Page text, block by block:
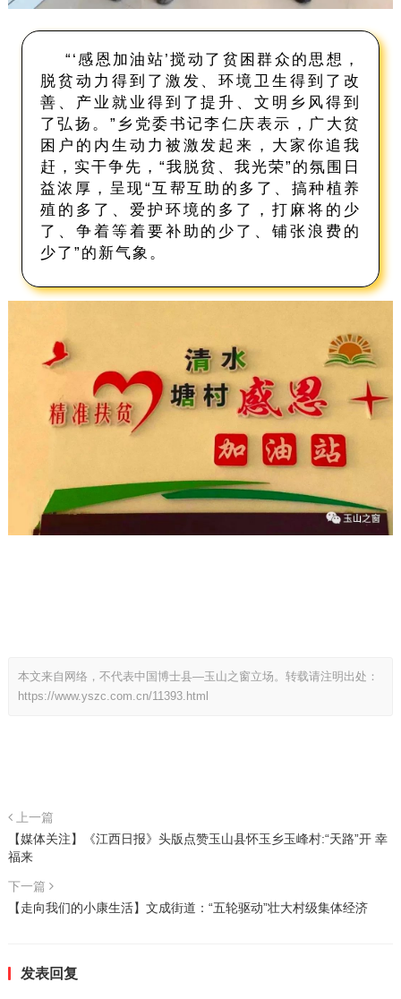
“‘感恩加油站’搅动了贫困群众的思想，
脱贫动力得到了激发、环境卫生得到了改
善、产业就业得到了提升、文明乡风得到
了弘扬。”乡党委书记李仁庆表示，广大贫
困户的内生动力被激发起来，大家你追我
赶，实干争先，“我脱贫、我光荣”的氛围日
益浓厚，呈现“互帮互助的多了、搞种植养
殖的多了、爱护环境的多了，打麻将的少
了、争着等着要补助的少了、铺张浪费的
少了”的新气象。
本文来自网络，不代表中国博士县—玉山之窗立场。转载请注明出处：
https://www.yszc.com.cn/11393.html
上一篇
【媒体关注】《江西日报》头版点赞玉山县怀玉乡玉峰村:“天路”开 幸
福来
下一篇
【走向我们的小康生活】文成街道：“五轮驱动”壮大村级集体经济
发表回复